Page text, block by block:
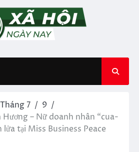
Tháng 7
9
Hương – Nữ doanh nhân “cua-
tại Miss Business Peace